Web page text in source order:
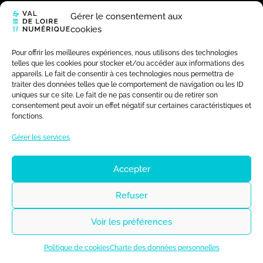
Gérer le consentement aux
cookies
Pour offrir les meilleures expériences, nous utilisons des technologies
telles que les cookies pour stocker et/ou accéder aux informations des
appareils. Le fait de consentir à ces technologies nous permettra de
traiter des données telles que le comportement de navigation ou les ID
uniques sur ce site. Le fait de ne pas consentir ou de retirer son
consentement peut avoir un effet négatif sur certaines caractéristiques et
fonctions.
Gérer les services
Accepter
Refuser
Voir les préférences
Politique de cookiesCharte des données personnelles